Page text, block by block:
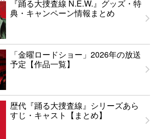
『踊る大捜査線 N.E.W.』グッズ・特
典・キャンペーン情報まとめ
「金曜ロードショー」2026年の放送
予定【作品一覧】
歴代『踊る大捜査線』シリーズあら
すじ・キャスト【まとめ】